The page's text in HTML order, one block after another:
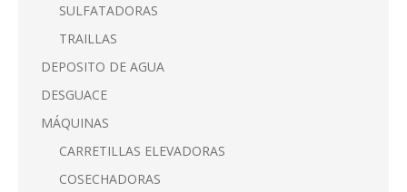
SULFATADORAS
TRAILLAS
DEPOSITO DE AGUA
DESGUACE
MÁQUINAS
CARRETILLAS ELEVADORAS
COSECHADORAS